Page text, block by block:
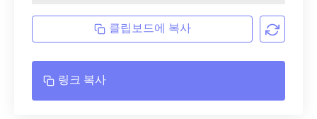
클립보드에 복사
링크 복사